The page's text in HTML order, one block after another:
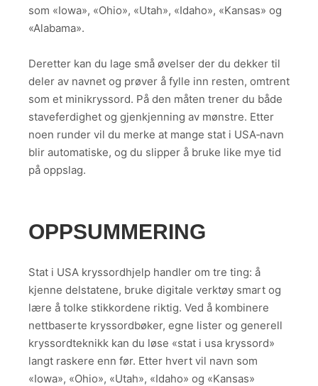
som «Iowa», «Ohio», «Utah», «Idaho», «Kansas» og
«Alabama».
Deretter kan du lage små øvelser der du dekker til
deler av navnet og prøver å fylle inn resten, omtrent
som et minikryssord. På den måten trener du både
staveferdighet og gjenkjenning av mønstre. Etter
noen runder vil du merke at mange stat i USA‑navn
blir automatiske, og du slipper å bruke like mye tid
på oppslag.
OPPSUMMERING
Stat i USA kryssordhjelp handler om tre ting: å
kjenne delstatene, bruke digitale verktøy smart og
lære å tolke stikkordene riktig. Ved å kombinere
nettbaserte kryssordbøker, egne lister og generell
kryssordteknikk kan du løse «stat i usa kryssord»
langt raskere enn før. Etter hvert vil navn som
«Iowa», «Ohio», «Utah», «Idaho» og «Kansas»